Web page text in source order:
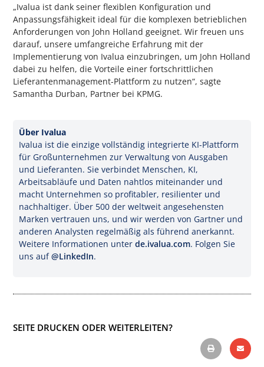
„Ivalua ist dank seiner flexiblen Konfiguration und
Anpassungsfähigkeit ideal für die komplexen betrieblichen
Anforderungen von John Holland geeignet. Wir freuen uns
darauf, unsere umfangreiche Erfahrung mit der
Implementierung von Ivalua einzubringen, um John Holland
dabei zu helfen, die Vorteile einer fortschrittlichen
Lieferantenmanagement-Plattform zu nutzen“, sagte
Samantha Durban, Partner bei KPMG.
Über Ivalua
Ivalua ist die einzige vollständig integrierte KI-Plattform
für Großunternehmen zur Verwaltung von Ausgaben
und Lieferanten. Sie verbindet Menschen, KI,
Arbeitsabläufe und Daten nahtlos miteinander und
macht Unternehmen so profitabler, resilienter und
nachhaltiger. Über 500 der weltweit angesehensten
Marken vertrauen uns, und wir werden von Gartner und
anderen Analysten regelmäßig als führend anerkannt.
Weitere Informationen unter de.ivalua.com. Folgen Sie
uns auf@LinkedIn.
SEITE DRUCKEN ODER WEITERLEITEN?